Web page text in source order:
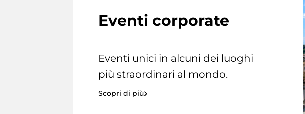
Eventi corporate
Eventi unici in alcuni dei luoghi
più straordinari al mondo.
Scopri di più